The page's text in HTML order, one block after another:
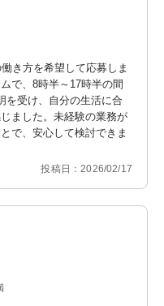
き方を希望して応募しま
で、8時半～17時半の間
を受け、自分の生活に合
ました。未経験の業務が
で、安心して検討できま
投稿日：2026/02/17